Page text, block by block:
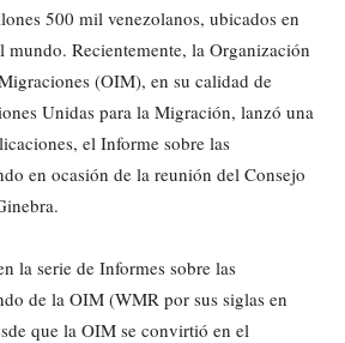
500 mil venezolanos, ubicados en
mundo. Recientemente, la Organización
(OIM), en su calidad de
Unidas para la Migración, lanzó una
el Informe sobre las
en ocasión de la reunión del Consejo
la serie de Informes sobre las
de la OIM (WMR por sus siglas en
que la OIM se convirtió en el